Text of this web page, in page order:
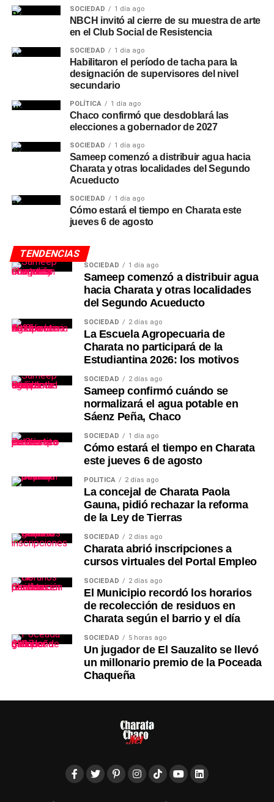
SOCIEDAD 1 día ago
NBCH invitó al cierre de su muestra de arte
en el Club Social de Resistencia
SOCIEDAD 1 día ago
Habilitaron el período de tacha para la
designación de supervisores del nivel
secundario
POLÍTICA 1 día ago
Chaco confirmó que desdoblará las
elecciones a gobernador de 2027
SOCIEDAD 1 día ago
Sameep comenzó a distribuir agua hacia
Charata y otras localidades del Segundo
Acueducto
SOCIEDAD 1 día ago
Cómo estará el tiempo en Charata este
jueves 6 de agosto
TENDENCIAS
SOCIEDAD 1 día ago
Sameep comenzó a distribuir agua
hacia Charata y otras localidades
del Segundo Acueducto
SOCIEDAD 2 días ago
La Escuela Agropecuaria de
Charata no participará de la
Estudiantina 2026: los motivos
SOCIEDAD 2 días ago
Sameep confirmó cuándo se
normalizará el agua potable en
Sáenz Peña, Chaco
SOCIEDAD 1 día ago
Cómo estará el tiempo en Charata
este jueves 6 de agosto
POLÍTICA 2 días ago
La concejal de Charata Paola
Gauna, pidió rechazar la reforma
de la Ley de Tierras
SOCIEDAD 2 días ago
Charata abrió inscripciones a
cursos virtuales del Portal Empleo
SOCIEDAD 2 días ago
El Municipio recordó los horarios
de recolección de residuos en
Charata según el barrio y el día
SOCIEDAD 5 horas ago
Un jugador de El Sauzalito se llevó
un millonario premio de la Poceada
Chaqueña